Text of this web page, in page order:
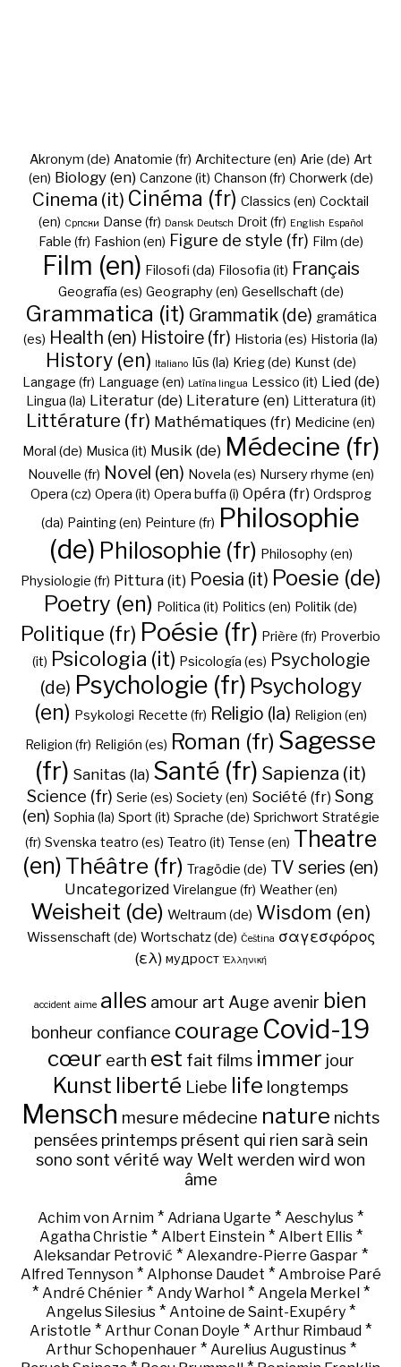
Akronym (de) Anatomie (fr) Architecture (en) Arie (de) Art
(en) Biology (en) Canzone (it) Chanson (fr) Chorwerk (de)
Cinema (it) Cinéma (fr) Classics (en) Cocktail
(en) Cрпски Danse (fr) Dansk Deutsch Droit (fr) English Español
Fable (fr) Fashion (en) Figure de style (fr) Film (de)
Film (en) Filosofi (da) Filosofia (it) Français
Geografía (es) Geography (en) Gesellschaft (de)
Grammatica (it) Grammatik (de) gramática
(es) Health (en) Histoire (fr) Historia (es) Historia (la)
History (en) Italiano Iūs (la) Krieg (de) Kunst (de)
Langage (fr) Language (en) Latīna lingua Lessico (it) Lied (de)
Lingua (la) Literatur (de) Literature (en) Litteratura (it)
Littérature (fr) Mathématiques (fr) Medicine (en)
Moral (de) Musica (it) Musik (de) Médecine (fr)
Nouvelle (fr) Novel (en) Novela (es) Nursery rhyme (en)
Opera (cz) Opera (it) Opera buffa (i) Opéra (fr) Ordsprog
(da) Painting (en) Peinture (fr) Philosophie
(de) Philosophie (fr) Philosophy (en)
Physiologie (fr) Pittura (it) Poesia (it) Poesie (de)
Poetry (en) Politica (it) Politics (en) Politik (de)
Politique (fr) Poésie (fr) Prière (fr) Proverbio
(it) Psicologia (it) Psicología (es) Psychologie
(de) Psychologie (fr) Psychology
(en) Psykologi Recette (fr) Religio (la) Religion (en)
Religion (fr) Religión (es) Roman (fr) Sagesse
(fr) Sanitas (la) Santé (fr) Sapienza (it)
Science (fr) Serie (es) Society (en) Société (fr) Song
(en) Sophia (la) Sport (it) Sprache (de) Sprichwort Stratégie
(fr) Svenska teatro (es) Teatro (it) Tense (en) Theatre
(en) Théâtre (fr) Tragödie (de) TV series (en)
Uncategorized Virelangue (fr) Weather (en)
Weisheit (de) Weltraum (de) Wisdom (en)
Wissenschaft (de) Wortschatz (de) Čeština σαγεσφόρος
(ελ) мудрост Ἑλληνική
accident aime alles amour art Auge avenir bien
bonheur confiance courage Covid-19
cœur earth est fait films immer jour
Kunst liberté Liebe life longtemps
Mensch mesure médecine nature nichts
pensées printemps présent qui rien sarà sein
sono sont vérité way Welt werden wird won
âme
Achim von Arnim * Adriana Ugarte * Aeschylus *
Agatha Christie * Albert Einstein* Albert Ellis*
Aleksandar Petrović * Alexandre-Pierre Gaspar *
Alfred Tennyson* Alphonse Daudet * Ambroise Paré
* André Chénier* Andy Warhol * Angela Merkel *
Angelus Silesius * Antoine de Saint-Exupéry *
Aristotle * Arthur Conan Doyle * Arthur Rimbaud *
Arthur Schopenhauer* Aurelius Augustinus*